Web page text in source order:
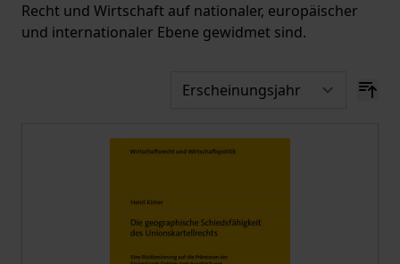
Recht und Wirtschaft auf nationaler, europäischer
und internationaler Ebene gewidmet sind.